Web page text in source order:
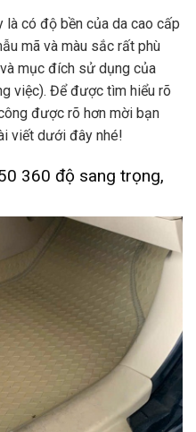
có độ bền của da cao cấp
mã và màu sắc rất phù
mục đích sử dụng của
việc). Để được tìm hiểu rõ
được rõ hơn mời bạn
viết dưới đây nhé!
360 độ sang trọng,